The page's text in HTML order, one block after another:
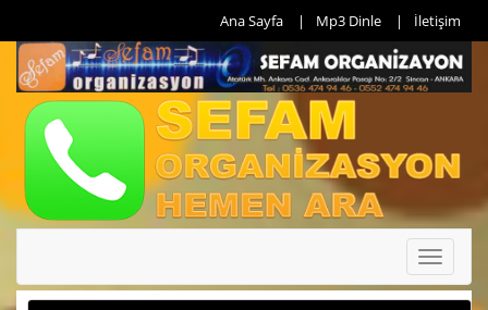
Ana Sayfa Mp3 Dinle İletişim
Toggle